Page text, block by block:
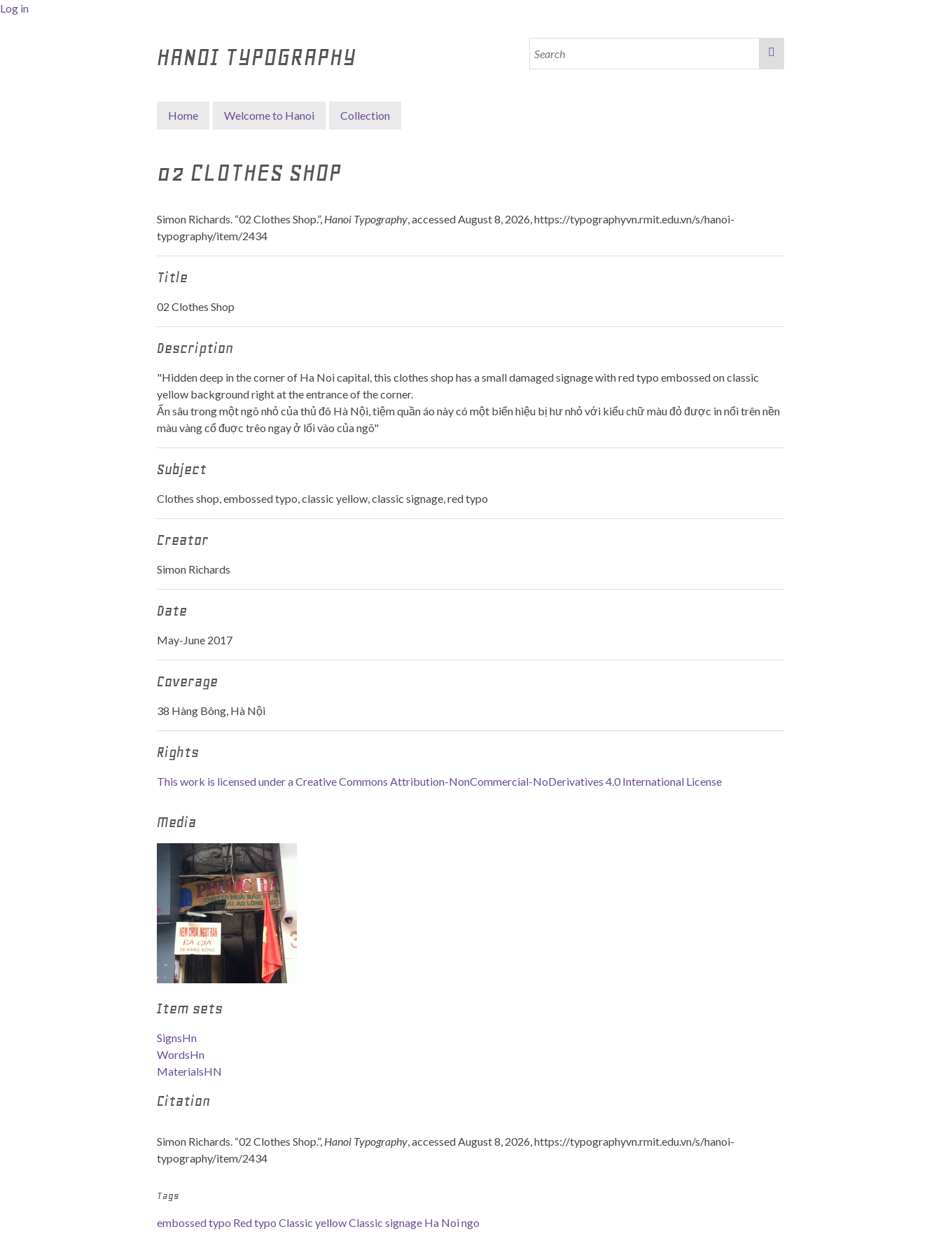
Log in
HANOI TYPOGRAPHY
Home Welcome to Hanoi Collection
02 CLOTHES SHOP
Simon Richards. “02 Clothes Shop.”, Hanoi Typography, accessed August 8, 2026,https://typographyvn.rmit.edu.vn/s/hanoi-
typography/item/2434
Title
02 Clothes Shop
Description
"Hidden deep in the corner of Ha Noi capital, this clothes shop has a small damaged signage with red typo embossed on classic
yellow background right at the entrance of the corner.
Ẩn sâu trong một ngõ nhỏ của thủ đô Hà Nội, tiệm quần áo này có một biển hiệu bị hư nhỏ với kiểu chữ màu đỏ được in nổi trên nền
màu vàng cổ đuợc trêo ngay ở lối vào của ngõ"
Subject
Clothes shop, embossed typo, classic yellow, classic signage, red typo
Creator
Simon Richards
Date
May-June 2017
Coverage
38 Hàng Bông, Hà Nội
Rights
This work is licensed under a Creative Commons Attribution-NonCommercial-NoDerivatives 4.0 International License
Media
Item sets
SignsHn
WordsHn
MaterialsHN
Citation
Simon Richards. “02 Clothes Shop.”, Hanoi Typography, accessed August 8, 2026,https://typographyvn.rmit.edu.vn/s/hanoi-
typography/item/2434
Tags
embossed typo Red typo Classic yellowClassic signage Ha Noi ngo